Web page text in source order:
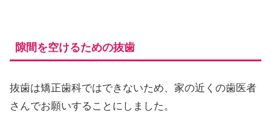
隙間を空けるための抜歯
抜歯は矯正歯科ではできないため、家の近くの歯医者
さんでお願いすることにしました。